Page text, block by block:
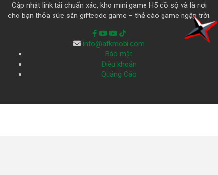
Cập nhật link tải chuẩn xác, kho mini game H5 đồ sộ và là nơi
cho bạn thỏa sức săn giftcode game – thẻ cào game ngập trời.
info@afkmobi.com
Bảo mật
Điều khoản
Quảng Cáo